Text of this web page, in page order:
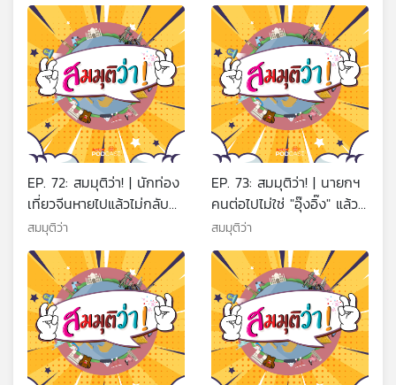
EP. 72: สมมุติว่า! | นักท่อง
เที่ยวจีนหายไปแล้วไม่กลับมา
!!
สมมุติว่า
EP. 73: สมมุติว่า! | นายกฯ
คนต่อไปไม่ใช่ "อุ๊งอิ๊ง" แล้ว
จะเป็นใคร ?
สมมุติว่า